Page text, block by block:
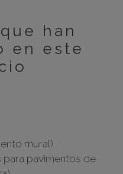
han
en este
mural)
pavimentos de